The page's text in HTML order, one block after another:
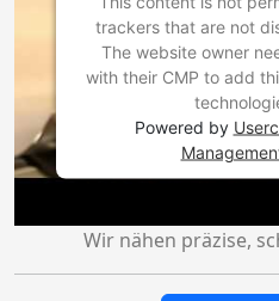
trackers that are not
The website owner
with their CMP to add
Powered by
Wir nähen präzise,